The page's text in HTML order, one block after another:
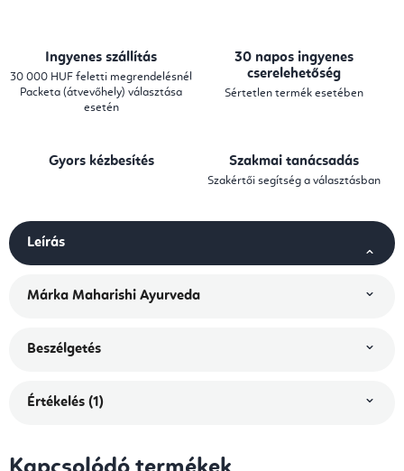
Ingyenes szállítás
30 000 HUF feletti megrendelésnél
Packeta (átvevőhely) választása
esetén
30 napos ingyenes
cserelehetőség
Sértetlen termék esetében
Gyors kézbesítés Szakmai tanácsadás
Szakértői segítség a választásban
Leírás
Márka Maharishi Ayurveda
Beszélgetés
Értékelés (1)